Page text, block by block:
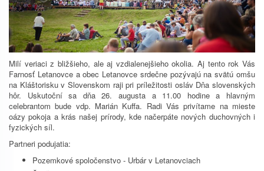
Milí veriaci z bližšieho, ale aj vzdialenejšieho okolia. Aj tento rok Vás
Farnosť Letanovce a obec Letanovce srdečne pozývajú na svätú omšu
na Kláštorisku v Slovenskom raji pri príležitosti osláv Dňa slovenských
hôr. Uskutoční sa dňa 26. augusta a 11.00 hodine a hlavným
celebrantom bude vdp. Marián Kuffa. Radi Vás privítame na mieste
oázy pokoja a krás našej prírody, kde načerpáte nových duchovných i
fyzických síl.
Partneri podujatia:
Pozemkové spoločenstvo - Urbár v Letanovciach